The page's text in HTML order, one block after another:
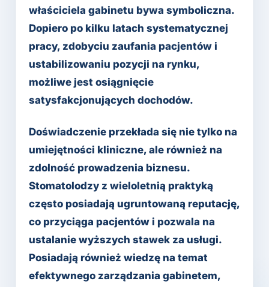
właściciela gabinetu bywa symboliczna.
Dopiero po kilku latach systematycznej
pracy, zdobyciu zaufania pacjentów i
ustabilizowaniu pozycji na rynku,
możliwe jest osiągnięcie
satysfakcjonujących dochodów.
Doświadczenie przekłada się nie tylko na
umiejętności kliniczne, ale również na
zdolność prowadzenia biznesu.
Stomatolodzy z wieloletnią praktyką
często posiadają ugruntowaną reputację,
co przyciąga pacjentów i pozwala na
ustalanie wyższych stawek za usługi.
Posiadają również wiedzę na temat
efektywnego zarządzania gabinetem,